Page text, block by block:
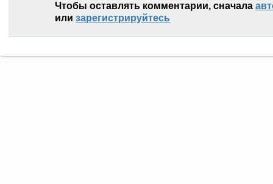
Чтобы оставлять комментарии, сначала
или зарегистрируйтесь